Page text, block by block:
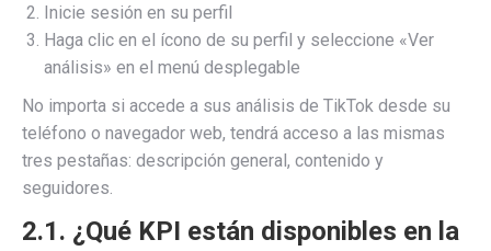
Inicie sesión en su perfil
Haga clic en el ícono de su perfil y seleccione «Ver
análisis» en el menú desplegable
No importa si accede a sus análisis de TikTok desde su
teléfono o navegador web, tendrá acceso a las mismas
tres pestañas: descripción general, contenido y
seguidores.
2.1. ¿Qué KPI están disponibles en la